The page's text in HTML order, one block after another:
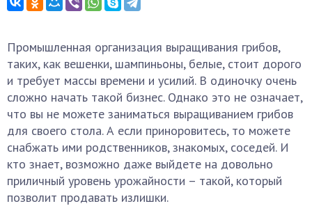
Промышленная организация выращивания грибов,
таких, как вешенки, шампиньоны, белые, стоит дорого
и требует массы времени и усилий. В одиночку очень
сложно начать такой бизнес. Однако это не означает,
что вы не можете заниматься выращиванием грибов
для своего стола. А если приноровитесь, то можете
снабжать ими родственников, знакомых, соседей. И
кто знает, возможно даже выйдете на довольно
приличный уровень урожайности – такой, который
позволит продавать излишки.